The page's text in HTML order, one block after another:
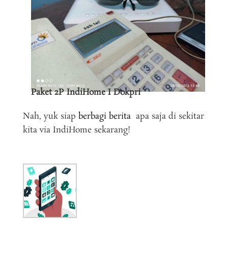
Paket 2P IndiHome I Dokpri
Nah, yuk siap berbagi beritaapa saja di sekitar
kita via IndiHome sekarang!